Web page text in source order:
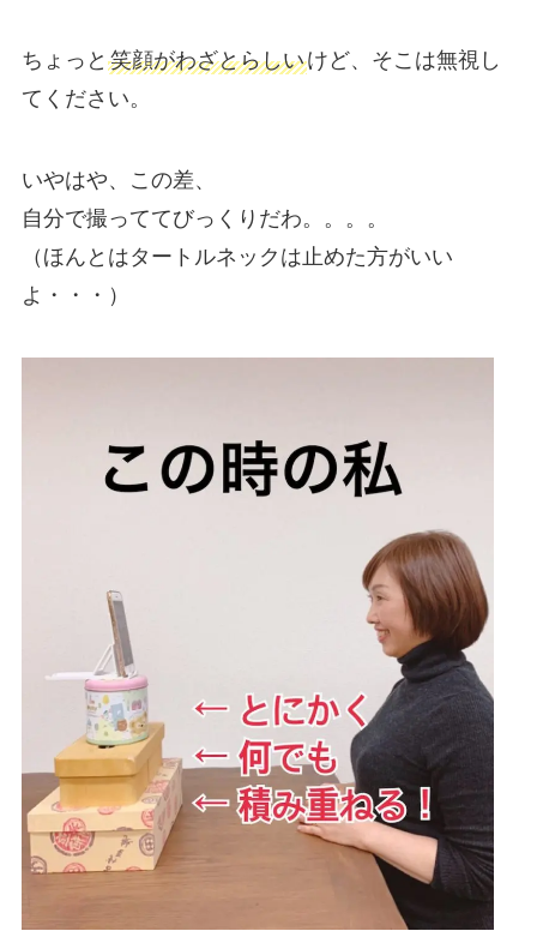
ちょっと 笑顔がわざとらしいけど、そこは無視し
てください。
いやはや、この差、
自分で撮っててびっくりだわ。。。。
（ほんとはタートルネックは止めた方がいい
よ・・・）